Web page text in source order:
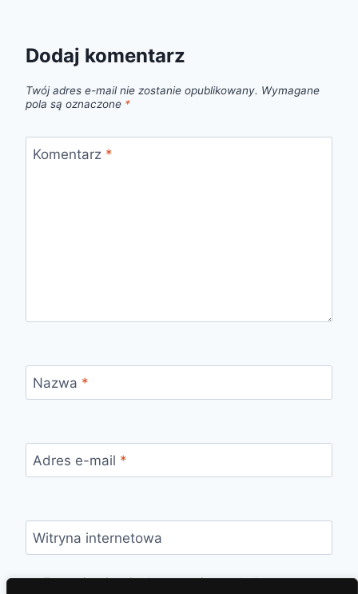
Dodaj komentarz
Twój adres e-mail nie zostanie opublikowany. Wymagane
pola są oznaczone *
Komentarz *
Nazwa *
Adres e-mail *
Witryna internetowa
Zapamiętaj moje dane w tej przeglądarce